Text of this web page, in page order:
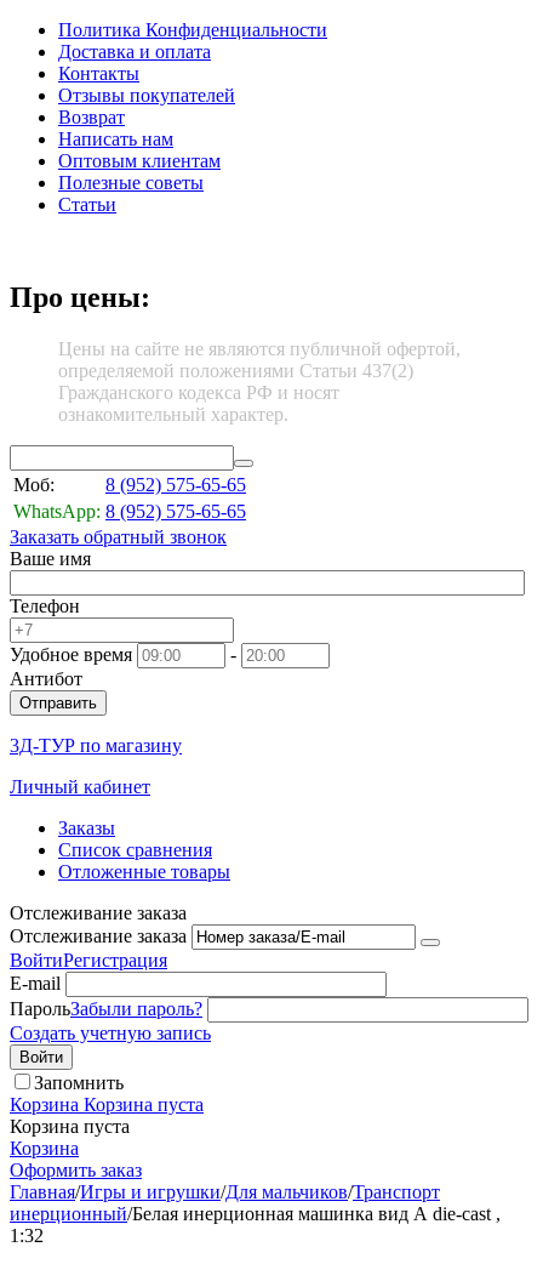
Политика Конфиденциальности
Доставка и оплата
Контакты
Отзывы покупателей
Возврат
Написать нам
Оптовым клиентам
Полезные советы
Статьи
Про цены:
Цены на сайте не являются публичной офертой,
определяемой положениями Статьи 437(2)
Гражданского кодекса РФ и носят
ознакомительный характер.
Моб: 8 (952) 575-65-65
WhatsApp: 8 (952) 575-65-65
Заказать обратный звонок
Ваше имя
Телефон
Удобное время
-
Антибот
Отправить
3Д-ТУР по магазину
Личный кабинет
Заказы
Список сравнения
Отложенные товары
Отслеживание заказа
Отслеживание заказа
ВойтиРегистрация
E-mail
ПарольЗабыли пароль?
Создать учетную запись
Войти
Запомнить
Корзина Корзина пуста
Корзина пуста
Корзина
Оформить заказ
Главная/Игры и игрушки/Для мальчиков/Транспорт
инерционный/Белая инерционная машинка вид А die-cast ,
1:32